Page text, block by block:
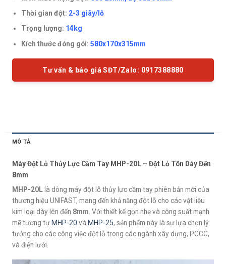
Thời gian đột: 2-3 giây/lỗ
Trọng lượng: 14kg
Kích thước đóng gói: 580x170x315mm
Tư vấn & báo giá SĐT/Zalo: 0917388880
MÔ TẢ
Máy Đột Lỗ Thủy Lực Cầm Tay MHP-20L – Đột Lỗ Tôn Dày Đến
8mm
MHP-20L là dòng máy đột lỗ thủy lực cầm tay phiên bản mới của
thương hiệu UNIFAST, mang đến khả năng đột lỗ cho các vật liệu
kim loại dày lên đến 8mm . Với thiết kế gọn nhẹ và công suất mạnh
mẽ tương tự MHP-20 và MHP-25, sản phẩm này là sự lựa chọn lý
tưởng cho các công việc đột lỗ trong các ngành xây dựng, PCCC,
và điện lưới.